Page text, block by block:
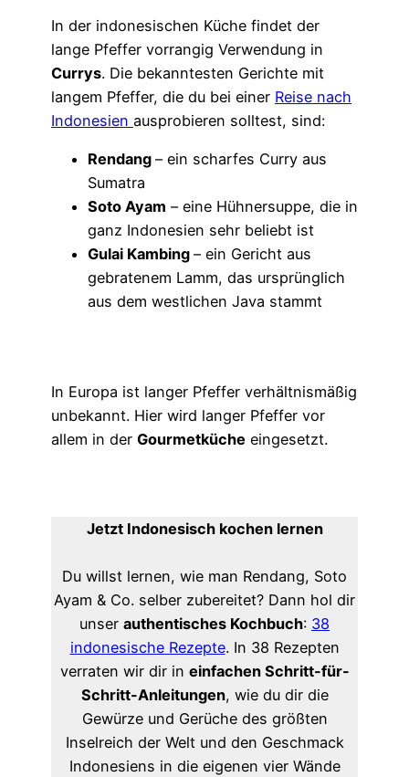
In der indonesischen Küche findet der
lange Pfeffer vorrangig Verwendung in
Currys. Die bekanntesten Gerichte mit
langem Pfeffer, die du bei einer Reise nach
Indonesien ausprobieren solltest, sind:
Rendang – ein scharfes Curry aus
Sumatra
Soto Ayam – eine Hühnersuppe, die in
ganz Indonesien sehr beliebt ist
Gulai Kambing – ein Gericht aus
gebratenem Lamm, das ursprünglich
aus dem westlichen Java stammt
In Europa ist langer Pfeffer verhältnismäßig
unbekannt. Hier wird langer Pfeffer vor
allem in der Gourmetküche eingesetzt.
Jetzt Indonesisch kochen lernen
Du willst lernen, wie man Rendang, Soto
Ayam & Co. selber zubereitet? Dann hol dir
unser authentisches Kochbuch: 38
indonesische Rezepte. In 38 Rezepten
verraten wir dir in einfachen Schritt-für-
Schritt-Anleitungen, wie du dir die
Gewürze und Gerüche des größten
Inselreich der Welt und den Geschmack
Indonesiens in die eigenen vier Wände